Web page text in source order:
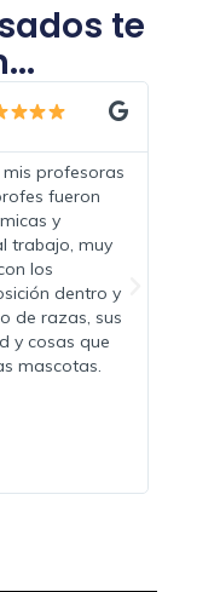
te
mas me
llevo nuevas
emprender
con los
por